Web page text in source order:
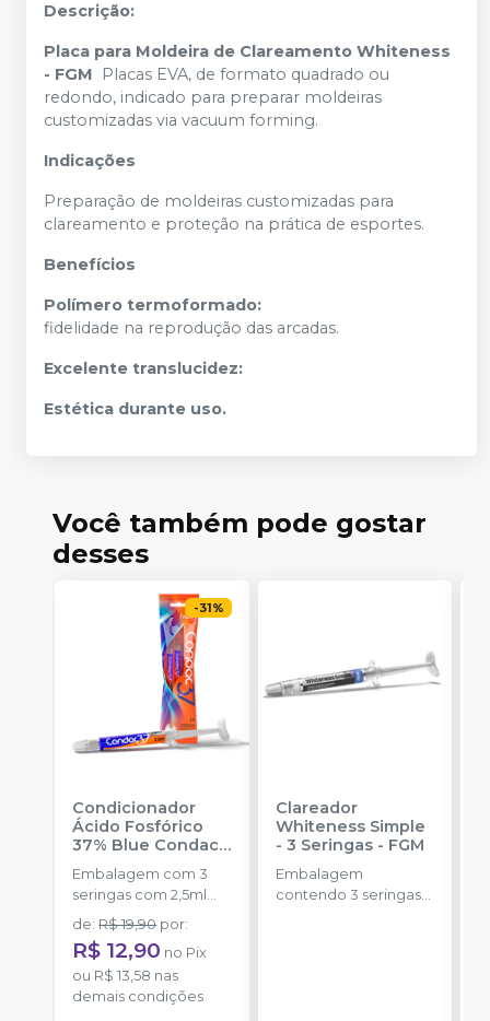
Descrição:
Placa para Moldeira de Clareamento Whiteness
- FGM
Placas EVA, de formato quadrado ou
redondo, indicado para preparar moldeiras
customizadas via vacuum forming.
Indicações
Preparação de moldeiras customizadas para
clareamento e proteção na prática de esportes.
Benefícios
Polímero termoformado:
fidelidade na reprodução das arcadas.
Excelente translucidez:
Estética durante uso.
Você também pode gostar
desses
-31%
Condicionador
Ácido Fosfórico
37% Blue Condac-
FGM
Embalagem com 3
seringas com 2,5ml
cada uma e 3
ponteiras para
aplicação.
de:R$ 19,90 por:
R$ 12,90 no Pix
ou R$ 13,58 nas
demais condições
Clareador
Whiteness Simple
- 3 Seringas- FGM
Embalagem
contendo 3 seringas